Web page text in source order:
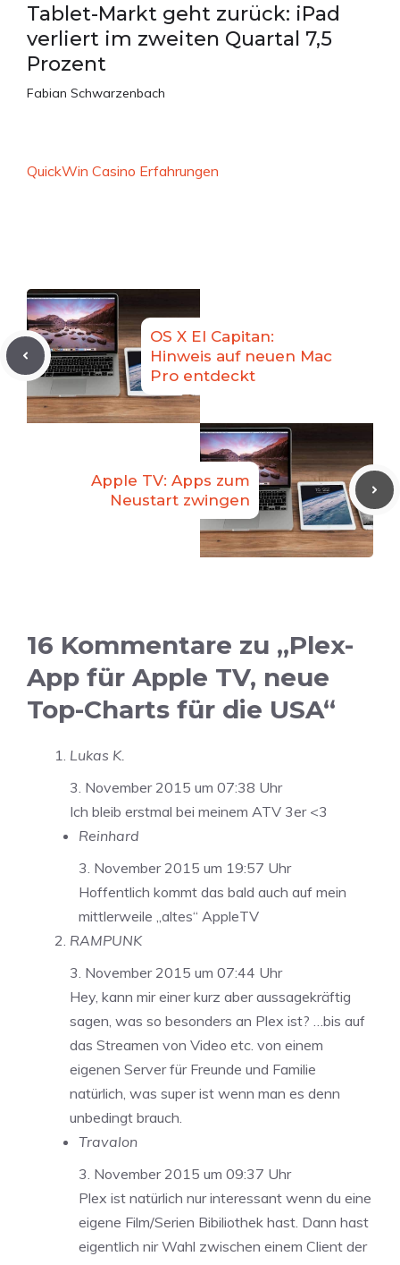
Tablet-Markt geht zurück: iPad
verliert im zweiten Quartal 7,5
Prozent
Fabian Schwarzenbach
QuickWin Casino Erfahrungen
OS X El Capitan:
Hinweis auf neuen Mac
Pro entdeckt
Apple TV: Apps zum
Neustart zwingen
16 Kommentare zu „Plex-
App für Apple TV, neue
Top-Charts für die USA“
Lukas K.
3. November 2015 um 07:38 Uhr
Ich bleib erstmal bei meinem ATV 3er <3
Reinhard
3. November 2015 um 19:57 Uhr
Hoffentlich kommt das bald auch auf mein
mittlerweile „altes“ AppleTV
RAMPUNK
3. November 2015 um 07:44 Uhr
Hey, kann mir einer kurz aber aussagekräftig
sagen, was so besonders an Plex ist? …bis auf
das Streamen von Video etc. von einem
eigenen Server für Freunde und Familie
natürlich, was super ist wenn man es denn
unbedingt brauch.
Travalon
3. November 2015 um 09:37 Uhr
Plex ist natürlich nur interessant wenn du eine
eigene Film/Serien Bibiliothek hast. Dann hast
eigentlich nir Wahl zwischen einem Client der